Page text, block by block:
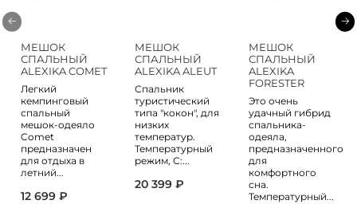
МЕШОК
СПАЛЬНЫЙ
ALEXIKA COMET
Легкий
кемпинговый
спальный
мешок-одеяло
Comet
предназначен
для отдыха в
летний...
12 699 ₽
МЕШОК
СПАЛЬНЫЙ
ALEXIKA ALEUT
Спальник
туристический
типа "кокон", для
низких
температур.
Температурный
режим, C:...
20 399 ₽
МЕШОК
СПАЛЬНЫЙ
ALEXIKA
FORESTER
Это очень
удачный гибрид
спальника-
одеяла,
предназначенного
для
комфортного
сна.
Температурный...